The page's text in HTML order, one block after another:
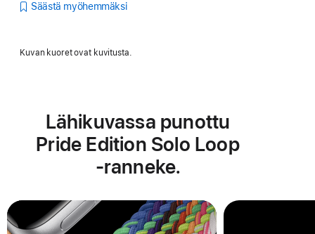
Säästä myöhemmäksi
Kuvan kuoret ovat kuvitusta.
Lähikuvassa punottu
Pride Edition Solo Loop
‑ranneke.